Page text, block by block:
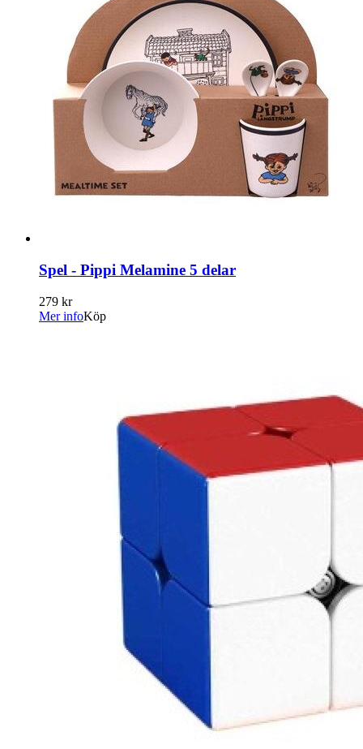
Spel - Pippi Melamine 5 delar
279 kr
Mer infoKöp